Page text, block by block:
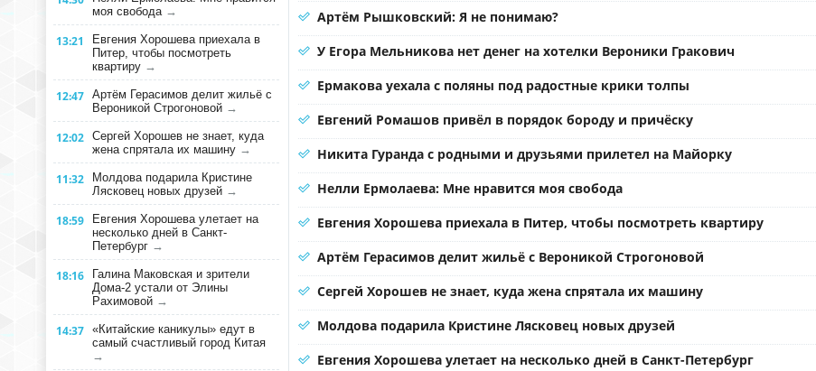
моя свобода →
13:21
Евгения Хорошева приехала в
Питер, чтобы посмотреть
квартиру →
12:47 Артём Герасимов делит жильё с
Вероникой Строгоновой →
12:02 Сергей Хорошев не знает, куда
жена спрятала их машину →
11:32
Молдова подарила Кристине
Лясковец новых друзей →
18:59
Евгения Хорошева улетает на
несколько дней в Санкт-
Петербург →
18:16
Галина Маковская и зрители
Дома-2 устали от Элины
Рахимовой →
14:37 «Китайские каникулы» едут в
самый счастливый город Китая
→
Артём Рышковский: Я не понимаю?
У Егора Мельникова нет денег на хотелки Вероники Гракович
Ермакова уехала с поляны под радостные крики толпы
Евгений Ромашов привёл в порядок бороду и причёску
Никита Гуранда с родными и друзьями прилетел на Майорку
Нелли Ермолаева: Мне нравится моя свобода
Евгения Хорошева приехала в Питер, чтобы посмотреть квартиру
Артём Герасимов делит жильё с Вероникой Строгоновой
Сергей Хорошев не знает, куда жена спрятала их машину
Молдова подарила Кристине Лясковец новых друзей
Евгения Хорошева улетает на несколько дней в Санкт-Петербург